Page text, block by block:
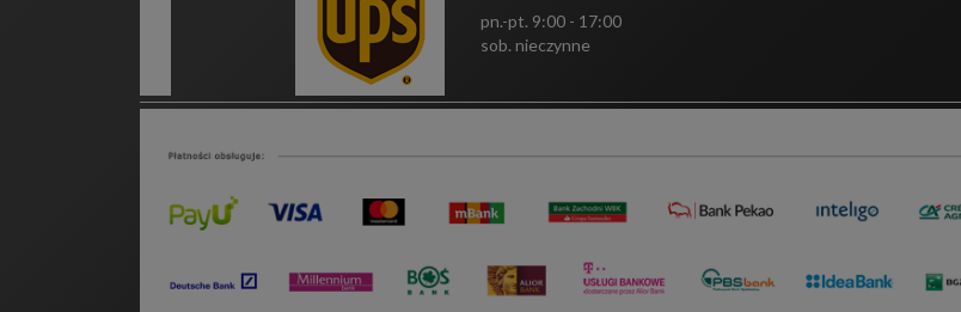
pn.-pt. 9:00 - 17:00
sob. nieczynne